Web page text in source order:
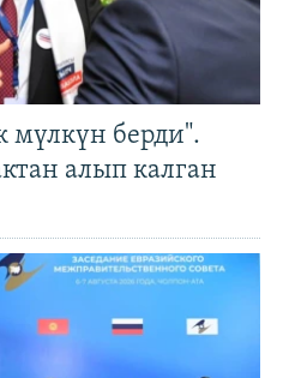
мүлкүн берди".
алып калган